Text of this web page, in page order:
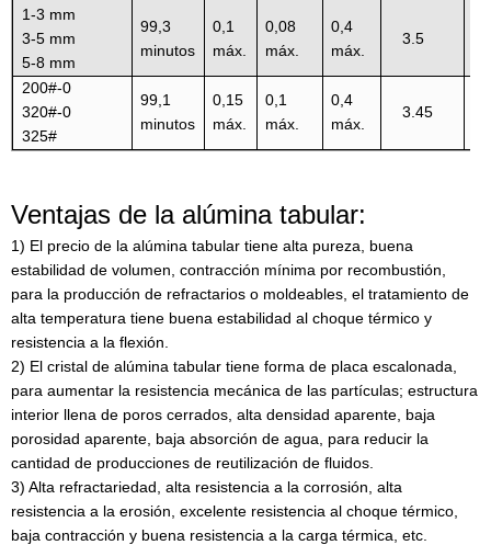
1-3 mm
3-5 mm
5-8 mm
99,3
minutos
0,1
máx.
0,08
máx.
0,4
máx.
3.5
200#-0
320#-0
325#
99,1
minutos
0,15
máx.
0,1
máx.
0,4
máx.
3.45
Ventajas de la alúmina tabular:
1) El precio de la alúmina tabular tiene alta pureza, buena
estabilidad de volumen, contracción mínima por recombustión,
para la producción de refractarios o moldeables, el tratamiento de
alta temperatura tiene buena estabilidad al choque térmico y
resistencia a la flexión.
2) El cristal de alúmina tabular tiene forma de placa escalonada,
para aumentar la resistencia mecánica de las partículas; estructura
interior llena de poros cerrados, alta densidad aparente, baja
porosidad aparente, baja absorción de agua, para reducir la
cantidad de producciones de reutilización de fluidos.
3) Alta refractariedad, alta resistencia a la corrosión, alta
resistencia a la erosión, excelente resistencia al choque térmico,
baja contracción y buena resistencia a la carga térmica, etc.